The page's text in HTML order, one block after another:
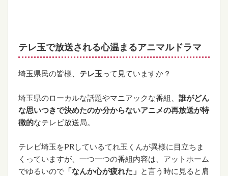
テレ玉で放送される心温まるアニマルドラマ
埼玉県民の皆様、 テレ玉って見ていますか？
埼玉県のローカルな話題やマニアックな番組、 誰がどん
な思いつきで決めたのか分からないアニメの再放送が特
徴的なテレビ放送局。
テレビ埼玉をPRしているてれ玉くんが異様に目立ちま
くっていますが、一つ一つの番組内容は、アットホーム
でゆるいので 「なんか心が疲れた」 と言う時に見ると肩